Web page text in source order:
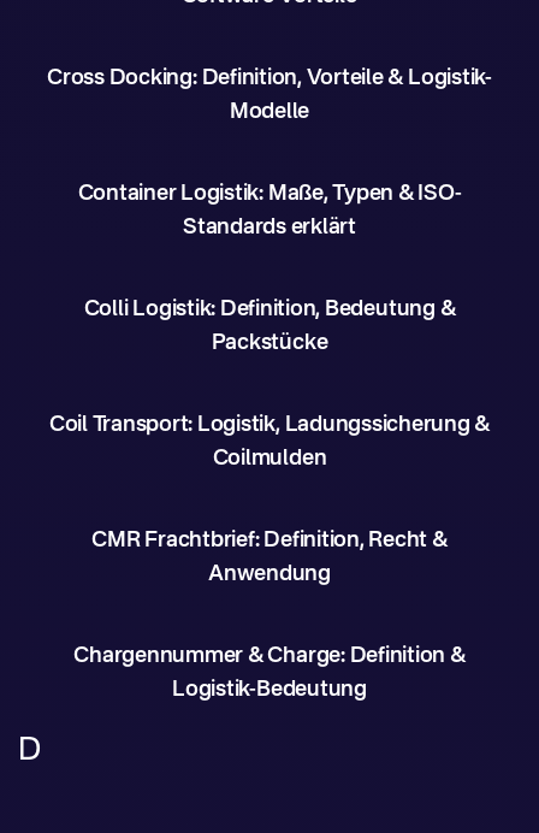
Cross Docking: Definition, Vorteile & Logistik-
Modelle
Container Logistik: Maße, Typen & ISO-
Standards erklärt
Colli Logistik: Definition, Bedeutung &
Packstücke
Coil Transport: Logistik, Ladungssicherung &
Coilmulden
CMR Frachtbrief: Definition, Recht &
Anwendung
Chargennummer & Charge: Definition &
Logistik-Bedeutung
D